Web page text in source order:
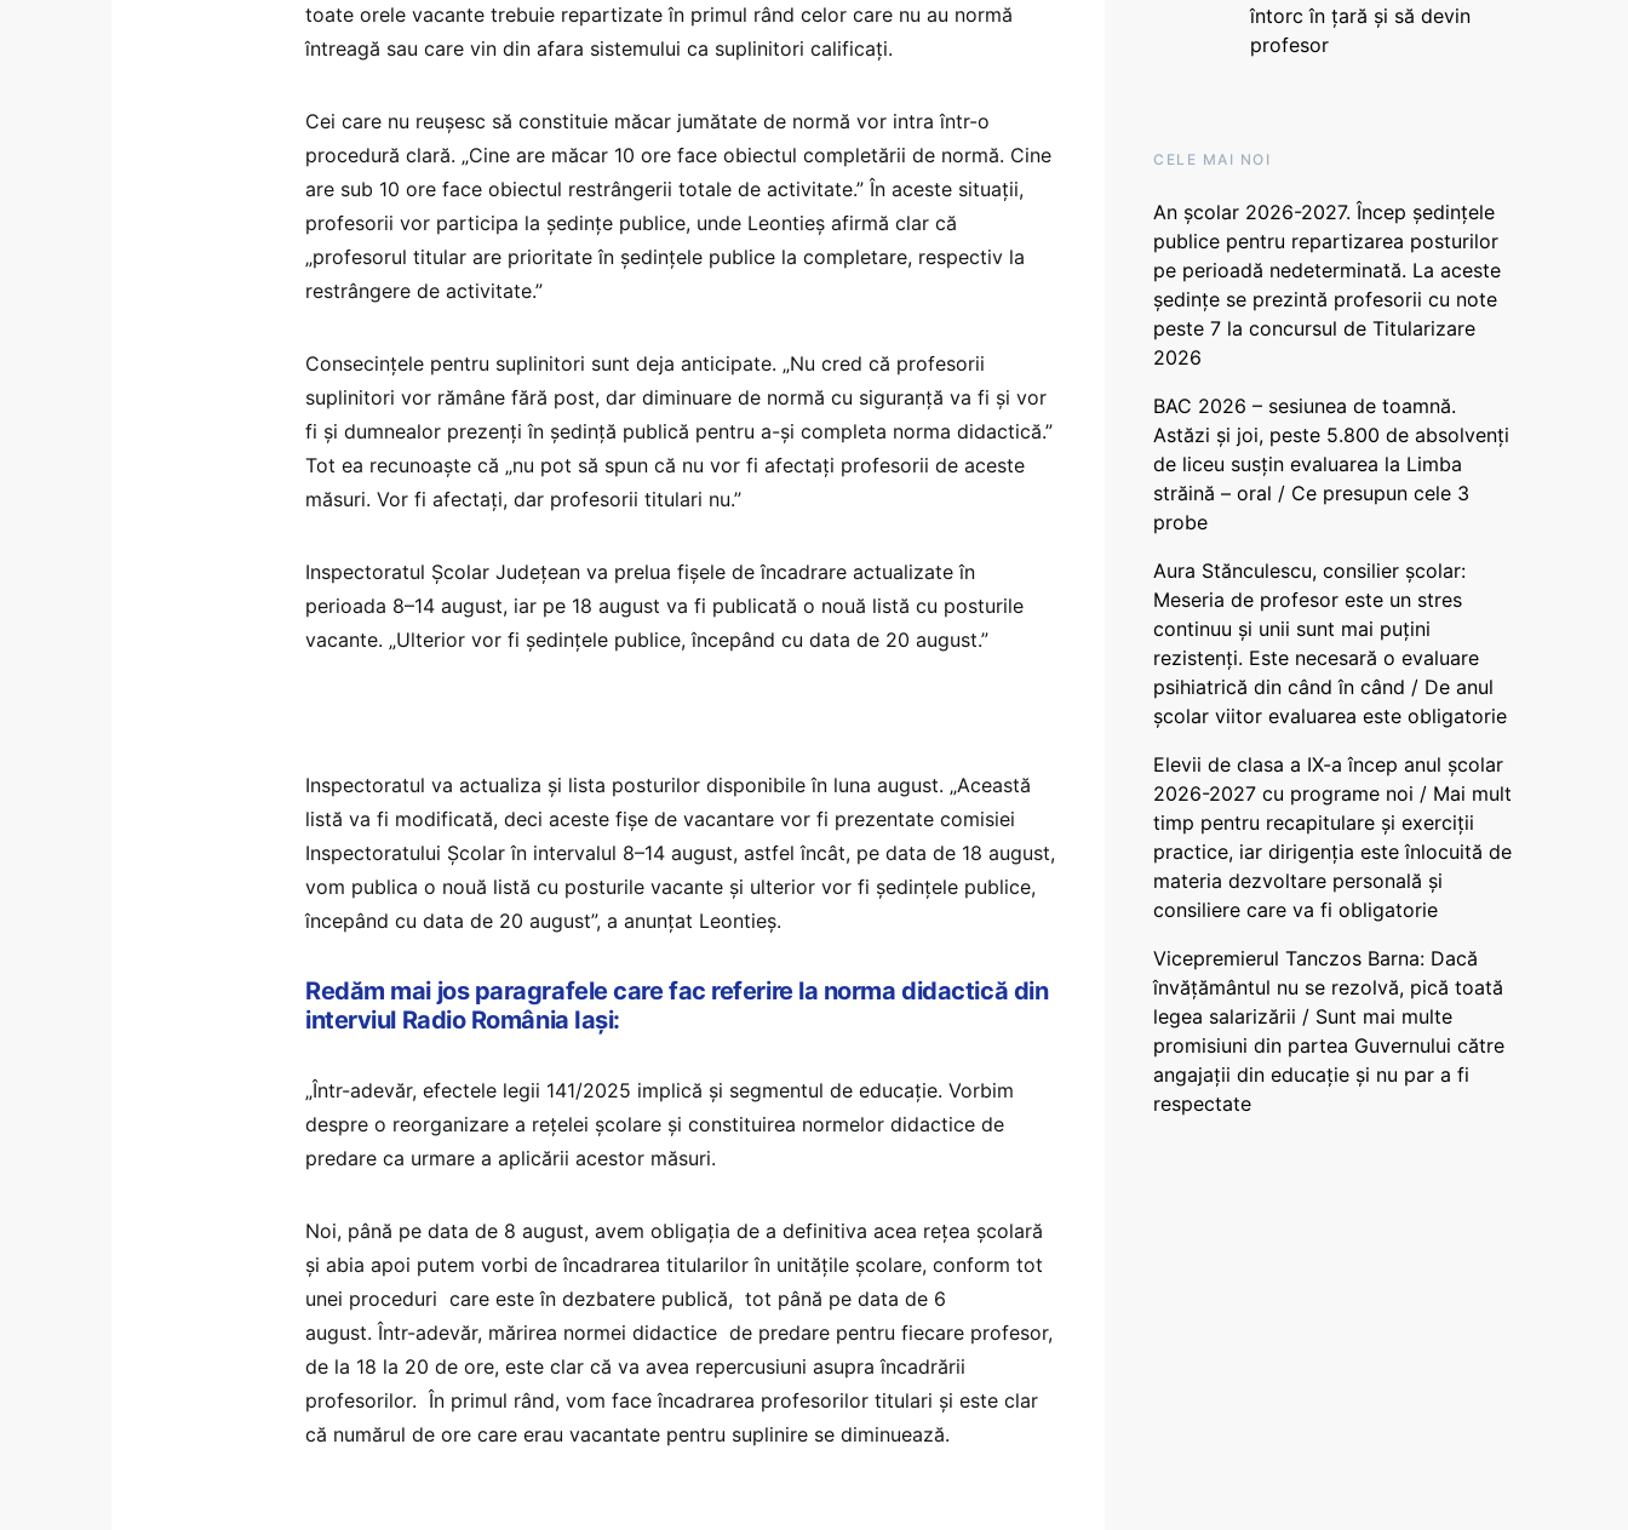
toate orele vacante trebuie repartizate în primul rând celor care nu au normă
întreagă sau care vin din afara sistemului ca suplinitori calificați.
Cei care nu reușesc să constituie măcar jumătate de normă vor intra într-o
procedură clară. „Cine are măcar 10 ore face obiectul completării de normă. Cine
are sub 10 ore face obiectul restrângerii totale de activitate.” În aceste situații,
profesorii vor participa la ședințe publice, unde Leontieș afirmă clar că
„profesorul titular are prioritate în ședințele publice la completare, respectiv la
restrângere de activitate.”
Consecințele pentru suplinitori sunt deja anticipate. „Nu cred că profesorii
suplinitori vor rămâne fără post, dar diminuare de normă cu siguranță va fi și vor
fi și dumnealor prezenți în ședință publică pentru a-și completa norma didactică.”
Tot ea recunoaște că „nu pot să spun că nu vor fi afectați profesorii de aceste
măsuri. Vor fi afectați, dar profesorii titulari nu.”
Inspectoratul Școlar Județean va prelua fișele de încadrare actualizate în
perioada 8–14 august, iar pe 18 august va fi publicată o nouă listă cu posturile
vacante. „Ulterior vor fi ședințele publice, începând cu data de 20 august.”
Inspectoratul va actualiza și lista posturilor disponibile în luna august. „Această
listă va fi modificată, deci aceste fișe de vacantare vor fi prezentate comisiei
Inspectoratului Școlar în intervalul 8–14 august, astfel încât, pe data de 18 august,
vom publica o nouă listă cu posturile vacante și ulterior vor fi ședințele publice,
începând cu data de 20 august”, a anunțat Leontieș.
Redăm mai jos paragrafele care fac referire la norma didactică din
interviul Radio România Iași:
„Într-adevăr, efectele legii 141/2025 implică și segmentul de educație. Vorbim
despre o reorganizare a rețelei școlare și constituirea normelor didactice de
predare ca urmare a aplicării acestor măsuri.
Noi, până pe data de 8 august, avem obligația de a definitiva acea rețea școlară
și abia apoi putem vorbi de încadrarea titularilor în unitățile școlare, conform tot
unei proceduri care este în dezbatere publică, tot până pe data de 6
august. Într-adevăr, mărirea normei didactice de predare pentru fiecare profesor,
de la 18 la 20 de ore, este clar că va avea repercusiuni asupra încadrării
profesorilor. În primul rând, vom face încadrarea profesorilor titulari și este clar
că numărul de ore care erau vacantate pentru suplinire se diminuează.
întorc în țară și să devin
profesor
CELE MAI NOI
An școlar 2026-2027. Încep ședințele
publice pentru repartizarea posturilor
pe perioadă nedeterminată. La aceste
ședințe se prezintă profesorii cu note
peste 7 la concursul de Titularizare
2026
BAC 2026 – sesiunea de toamnă.
Astăzi și joi, peste 5.800 de absolvenți
de liceu susțin evaluarea la Limba
străină – oral / Ce presupun cele 3
probe
Aura Stănculescu, consilier școlar:
Meseria de profesor este un stres
continuu și unii sunt mai puțini
rezistenți. Este necesară o evaluare
psihiatrică din când în când / De anul
școlar viitor evaluarea este obligatorie
Elevii de clasa a IX-a încep anul școlar
2026-2027 cu programe noi / Mai mult
timp pentru recapitulare și exerciții
practice, iar dirigenția este înlocuită de
materia dezvoltare personală și
consiliere care va fi obligatorie
Vicepremierul Tanczos Barna: Dacă
învățământul nu se rezolvă, pică toată
legea salarizării / Sunt mai multe
promisiuni din partea Guvernului către
angajații din educație și nu par a fi
respectate